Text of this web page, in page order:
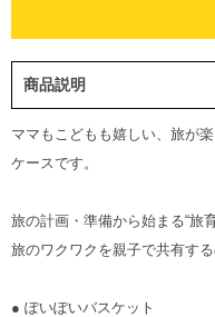
商品説明
ママもこどもも嬉しい、旅が
ケースです。
旅の計画・準備から始まる“旅
旅のワクワクを親子で共有す
● ぽいぽいバスケット